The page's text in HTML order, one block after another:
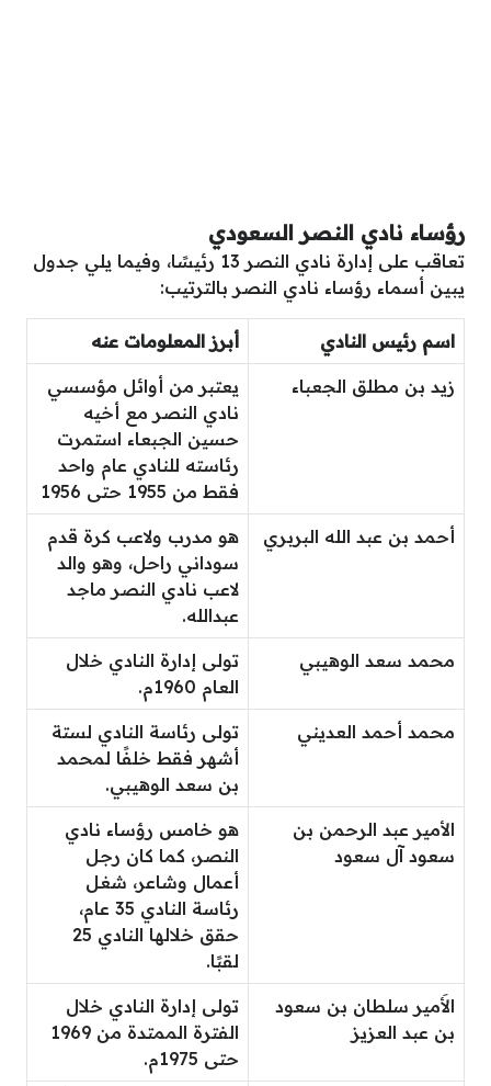
رؤساء نادي النصر السعودي
تعاقب على إدارة نادي النصر 13 رئيسًا، وفيما يلي جدول
يبين أسماء رؤساء نادي النصر بالترتيب:
اسم رئيس النادي أبرز المعلومات عنه
زيد بن مطلق الجعباء
يعتبر من أوائل مؤسسي
نادي النصر مع أخيه
حسين الجبعاء استمرت
رئاسته للنادي عام واحد
فقط من 1955 حتى 1956
أحمد بن عبد الله البربري
هو مدرب ولاعب كرة قدم
سوداني راحل، وهو والد
لاعب نادي النصر ماجد
عبدالله.
محمد سعد الوهيبي
تولى إدارة النادي خلال
العام 1960م.
محمد أحمد العديني
تولى رئاسة النادي لستة
أشهر فقط خلفًا لمحمد
بن سعد الوهيبي.
الأمير عبد الرحمن بن
سعود آل سعود
هو خامس رؤساء نادي
النصر، كما كان رجل
أعمال وشاعر، شغل
رئاسة النادي 35 عام،
حقق خلالها النادي 25
لقبًا.
الأَمير سلطان بن سعود
بن عبد العزيز
تولى إدارة النادي خلال
الفترة الممتدة من 1969
حتى 1975م.